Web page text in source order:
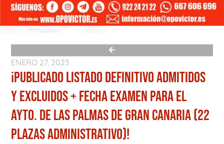
ENERO 27, 2023
¡PUBLICADO LISTADO DEFINITIVO ADMITIDOS
Y EXCLUIDOS + FECHA EXAMEN PARA EL
AYTO. DE LAS PALMAS DE GRAN CANARIA (22
PLAZAS ADMINISTRATIVO)!